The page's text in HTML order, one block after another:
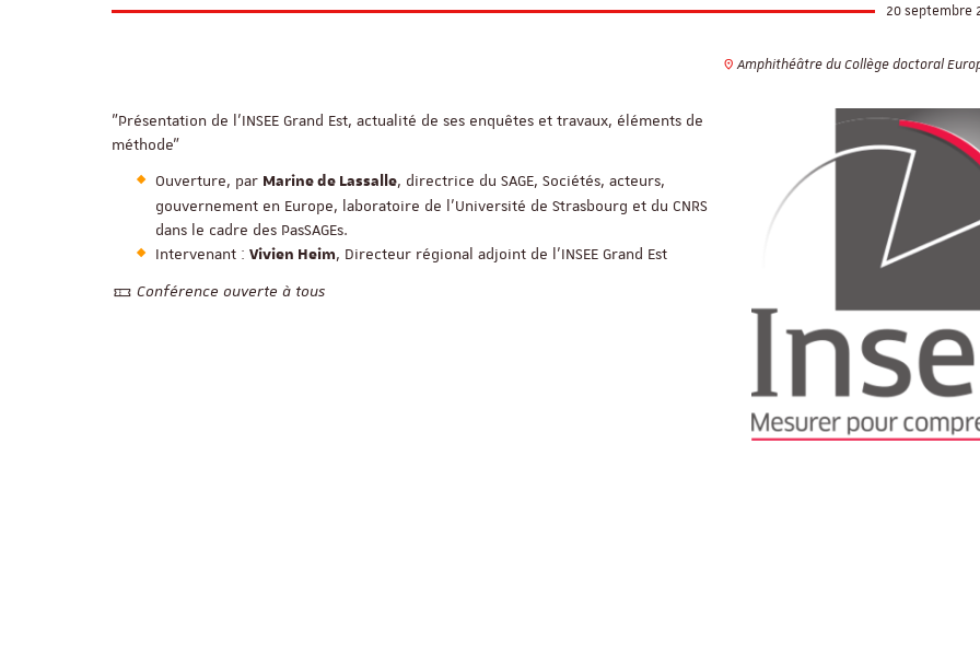
20 septembre
Amphithéâtre du Collège doctoral
"Présentation de l'INSEE Grand Est, actualité de ses enquêtes et travaux, éléments de
méthode"
Ouverture, par Marine de Lassalle, directrice du SAGE, Sociétés, acteurs,
gouvernement en Europe, laboratoire de l'Université de Strasbourg et du CNRS
dans le cadre des PasSAGEs.
Intervenant : Vivien Heim, Directeur régional adjoint de l’INSEE Grand Est
Conférence ouverte à tous
ReligiS Financement